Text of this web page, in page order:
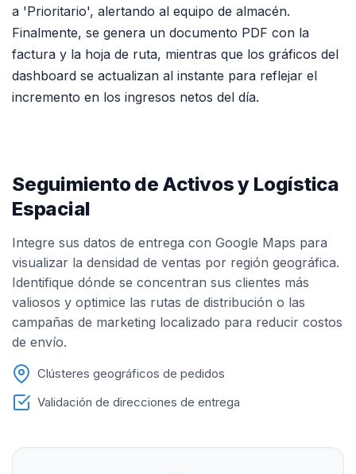
a 'Prioritario', alertando al equipo de almacén.
Finalmente, se genera un documento PDF con la
factura y la hoja de ruta, mientras que los gráficos del
dashboard se actualizan al instante para reflejar el
incremento en los ingresos netos del día.
Seguimiento de Activos y Logística
Espacial
Integre sus datos de entrega con Google Maps para
visualizar la densidad de ventas por región geográfica.
Identifique dónde se concentran sus clientes más
valiosos y optimice las rutas de distribución o las
campañas de marketing localizado para reducir costos
de envío.
Clústeres geográficos de pedidos
Validación de direcciones de entrega